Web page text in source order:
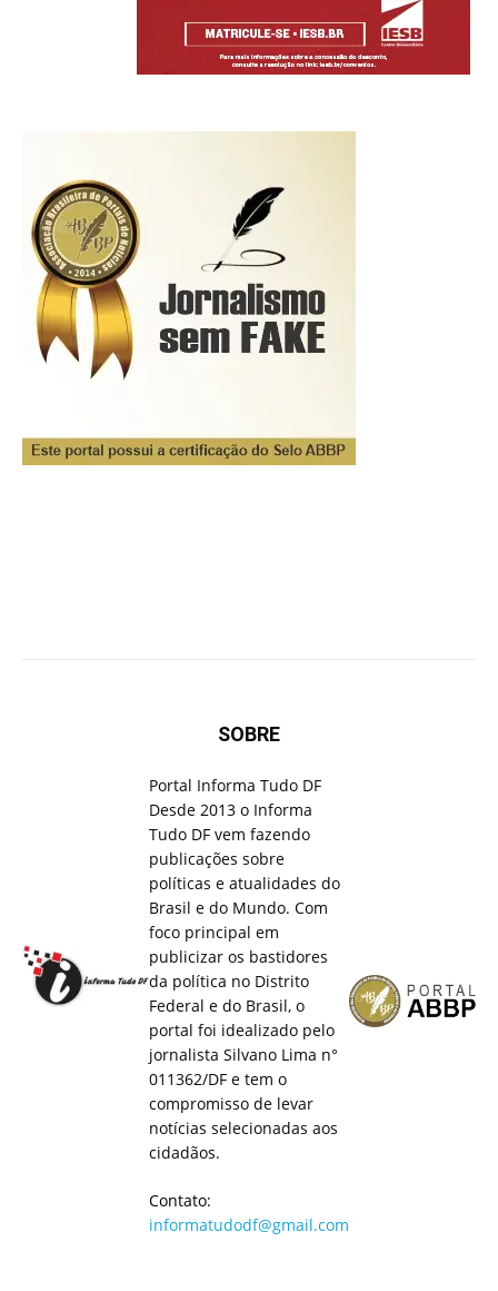
SOBRE
Portal Informa Tudo DF
Desde 2013 o Informa
Tudo DF vem fazendo
publicações sobre
políticas e atualidades do
Brasil e do Mundo. Com
foco principal em
publicizar os bastidores
da política no Distrito
Federal e do Brasil, o
portal foi idealizado pelo
jornalista Silvano Lima n°
011362/DF e tem o
compromisso de levar
notícias selecionadas aos
cidadãos.
Contato:
informatudodf@gmail.com